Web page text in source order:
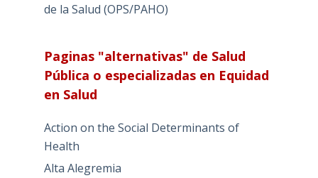
de la Salud (OPS/PAHO)
Paginas "alternativas" de Salud
Pública o especializadas en Equidad
en Salud
Action on the Social Determinants of
Health
Alta Alegremia